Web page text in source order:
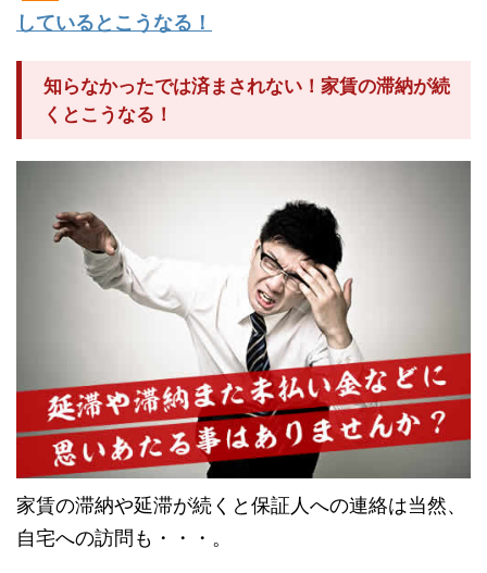
しているとこうなる！
知らなかったでは済まされない！家賃の滞納が続
くとこうなる！
家賃の滞納や延滞が続くと保証人への連絡は当然、
自宅への訪問も・・・。